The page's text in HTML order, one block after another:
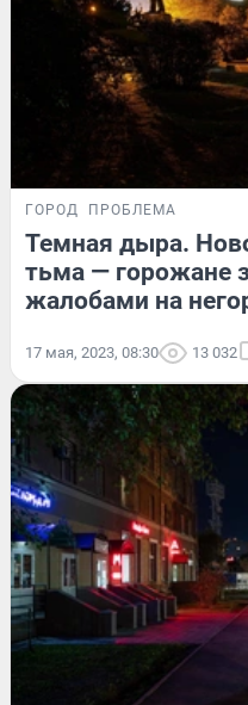
ГОРОД ПРОБЛЕМА
Темная дыра.
тьма — горожане
жалобами на
17 мая, 2023, 08:30 13 032